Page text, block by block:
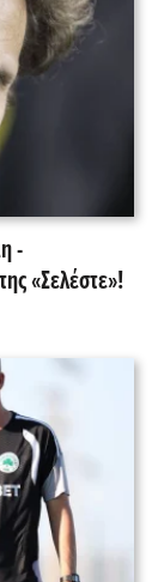
-
«Σελέστε»!